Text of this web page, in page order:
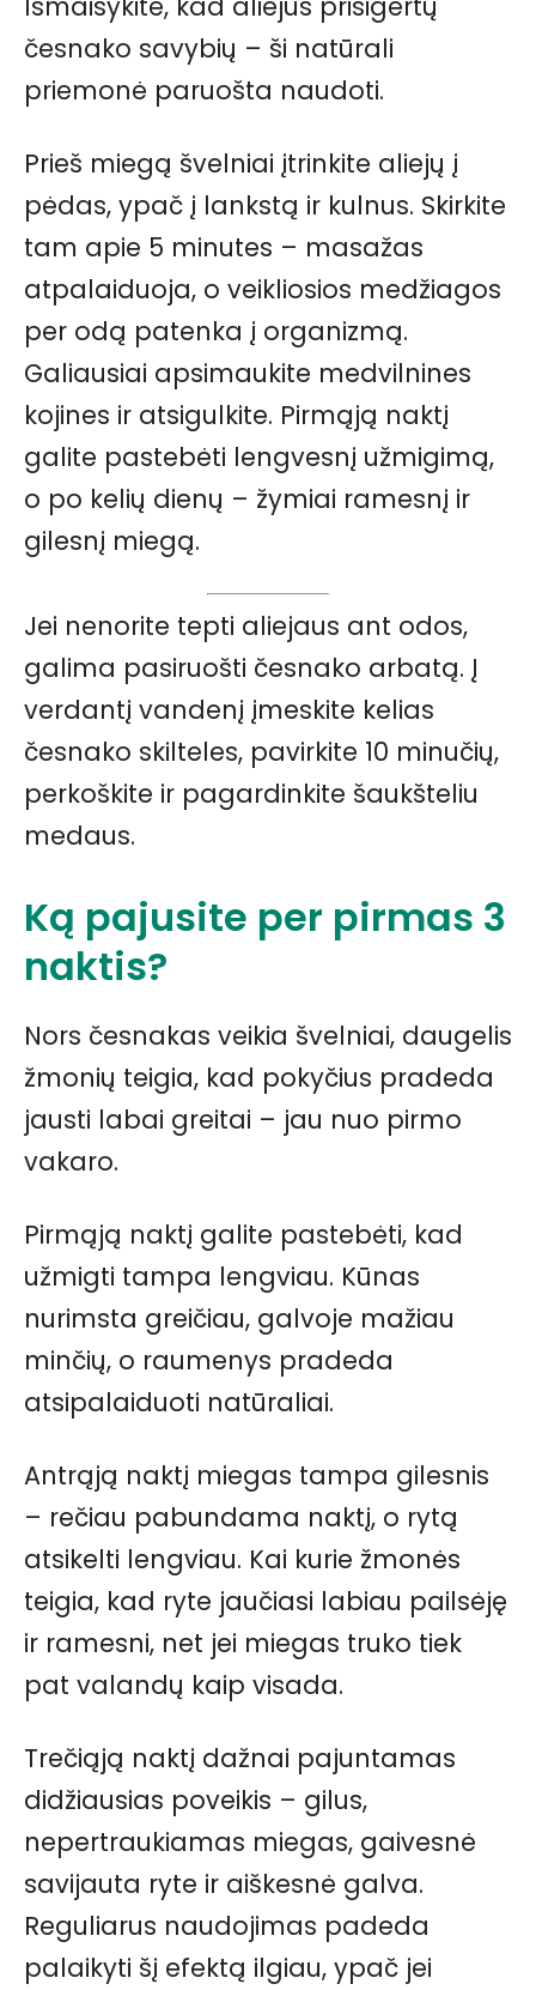
česnako savybių – ši natūrali
priemonė paruošta naudoti.
Prieš miegą švelniai įtrinkite aliejų į
pėdas, ypač į lankstą ir kulnus. Skirkite
tam apie 5 minutes – masažas
atpalaiduoja, o veikliosios medžiagos
per odą patenka į organizmą.
Galiausiai apsimaukite medvilnines
kojines ir atsigulkite. Pirmąją naktį
galite pastebėti lengvesnį užmigimą,
o po kelių dienų – žymiai ramesnį ir
gilesnį miegą.
Jei nenorite tepti aliejaus ant odos,
galima pasiruošti česnako arbatą. Į
verdantį vandenį įmeskite kelias
česnako skilteles, pavirkite 10 minučių,
perkoškite ir pagardinkite šaukšteliu
medaus.
Ką pajusite per pirmas 3
naktis?
Nors česnakas veikia švelniai, daugelis
žmonių teigia, kad pokyčius pradeda
jausti labai greitai – jau nuo pirmo
vakaro.
Pirmąją naktį galite pastebėti, kad
užmigti tampa lengviau. Kūnas
nurimsta greičiau, galvoje mažiau
minčių, o raumenys pradeda
atsipalaiduoti natūraliai.
Antrąją naktį miegas tampa gilesnis
– rečiau pabundama naktį, o rytą
atsikelti lengviau. Kai kurie žmonės
teigia, kad ryte jaučiasi labiau pailsėję
ir ramesni, net jei miegas truko tiek
pat valandų kaip visada.
Trečiąją naktį dažnai pajuntamas
didžiausias poveikis – gilus,
nepertraukiamas miegas, gaivesnė
savijauta ryte ir aiškesnė galva.
Reguliarus naudojimas padeda
palaikyti šį efektą ilgiau, ypač jei